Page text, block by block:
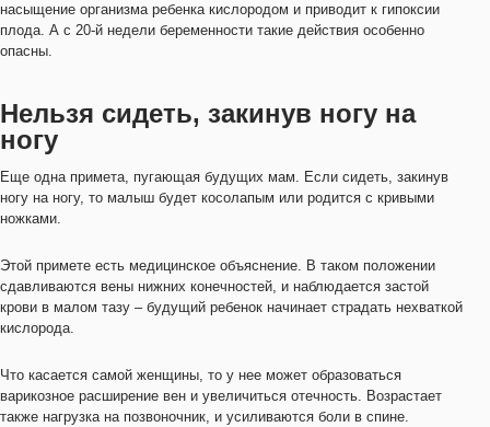
насыщение организма ребенка кислородом и приводит к гипоксии
плода. А с 20-й недели беременности такие действия особенно
опасны.
Нельзя сидеть, закинув ногу на
ногу
Еще одна примета, пугающая будущих мам. Если сидеть, закинув
ногу на ногу, то малыш будет косолапым или родится с кривыми
ножками.
Этой примете есть медицинское объяснение. В таком положении
сдавливаются вены нижних конечностей, и наблюдается застой
крови в малом тазу – будущий ребенок начинает страдать нехваткой
кислорода.
Что касается самой женщины, то у нее может образоваться
варикозное расширение вен и увеличиться отечность. Возрастает
также нагрузка на позвоночник, и усиливаются боли в спине.